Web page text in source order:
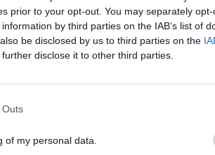
prior to your opt-out. You may separately
by third parties on the IAB’s list of
be disclosed by us to third parties on the
disclose it to other third parties.
Outs
of my personal data.
que no está dentro de lo
contrario siempre creí en
uno mismo es lo que
si percibe injusticias,